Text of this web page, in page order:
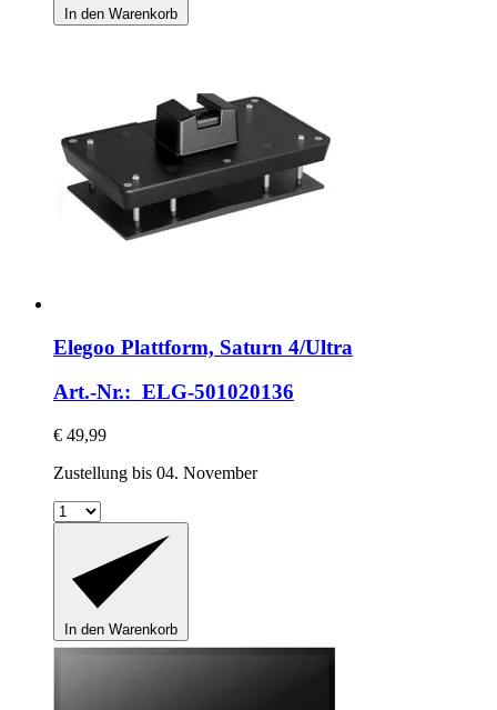
In den Warenkorb
Elegoo Plattform, Saturn 4/Ultra
Art.-Nr.: ELG-501020136
€ 49,99
Zustellung bis 04. November
In den Warenkorb